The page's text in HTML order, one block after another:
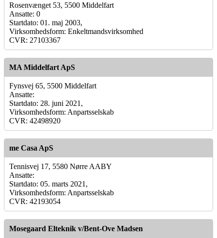
Rosenvænget 53, 5500 Middelfart
Ansatte: 0
Startdato: 01. maj 2003,
Virksomhedsform: Enkeltmandsvirksomhed
CVR: 27103367
MA Middelfart ApS
Fynsvej 65, 5500 Middelfart
Ansatte:
Startdato: 28. juni 2021,
Virksomhedsform: Anpartsselskab
CVR: 42498920
me Casa ApS
Tennisvej 17, 5580 Nørre AABY
Ansatte:
Startdato: 05. marts 2021,
Virksomhedsform: Anpartsselskab
CVR: 42193054
Mosegaard Elteknik v/Bent-Ove Madsen